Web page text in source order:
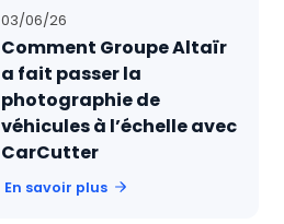
03/06/26
Comment Groupe Altaïr
a fait passer la
photographie de
véhicules à l’échelle avec
CarCutter
En savoir plus